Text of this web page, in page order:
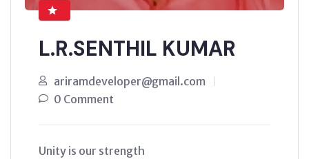
L.R.SENTHIL KUMAR
ariramdeveloper@gmail.com
0 Comment
Unity is our strength